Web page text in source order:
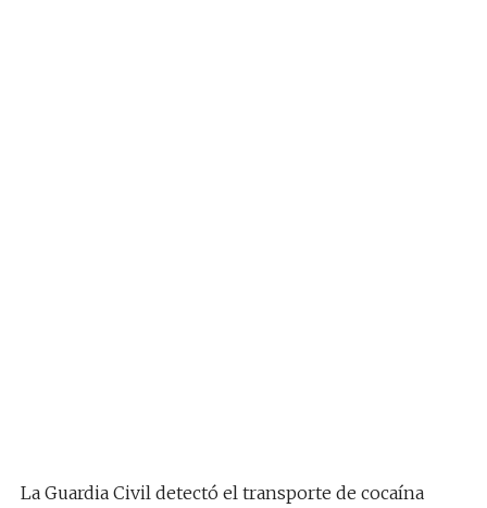
La Guardia Civil detectó el transporte de cocaína